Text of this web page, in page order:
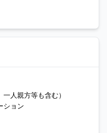
人親方等も含む）
ション